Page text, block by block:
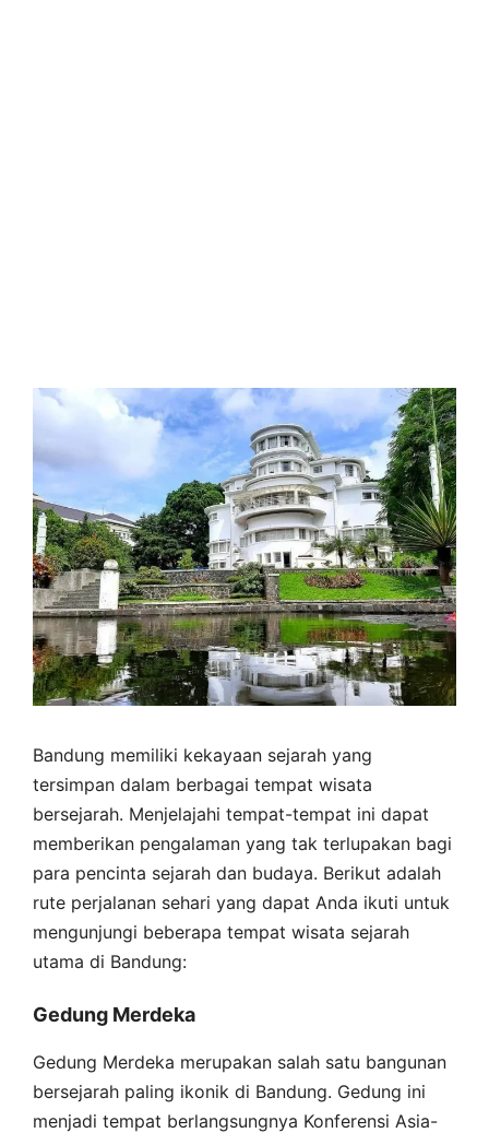
Bandung memiliki kekayaan sejarah yang
tersimpan dalam berbagai tempat wisata
bersejarah. Menjelajahi tempat-tempat ini dapat
memberikan pengalaman yang tak terlupakan bagi
para pencinta sejarah dan budaya. Berikut adalah
rute perjalanan sehari yang dapat Anda ikuti untuk
mengunjungi beberapa tempat wisata sejarah
utama di Bandung:
Gedung Merdeka
Gedung Merdeka merupakan salah satu bangunan
bersejarah paling ikonik di Bandung. Gedung ini
menjadi tempat berlangsungnya Konferensi Asia-